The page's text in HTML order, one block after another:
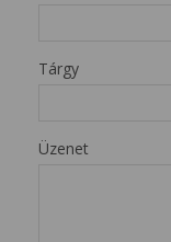
Tárgy
Üzenet